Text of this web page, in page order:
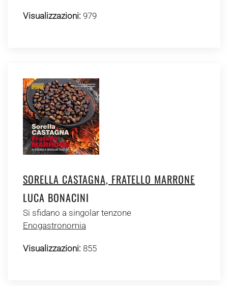
Visualizzazioni: 979
SORELLA CASTAGNA, FRATELLO MARRONE
LUCA BONACINI
Si sfidano a singolar tenzone
Enogastronomia
Visualizzazioni: 855